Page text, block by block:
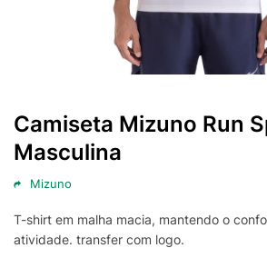
Camiseta Mizuno Run
Masculina
Mizuno
T-shirt em malha macia, mantendo o
atividade. transfer com logo.